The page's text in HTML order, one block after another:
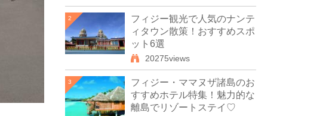
2
フィジー観光で人気のナンテ
ィタウン散策！おすすめスポ
ット6選
20275views
3
フィジー・ママヌザ諸島のお
すすめホテル特集！魅力的な
離島でリゾートステイ♡